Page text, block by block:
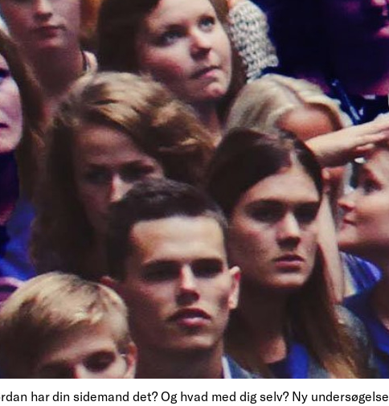
har din sidemand det? Og hvad med dig selv? Ny undersøgelse